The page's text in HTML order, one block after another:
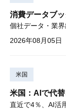
消費データブッ
2026年08月05日
米国
米国：AIで代